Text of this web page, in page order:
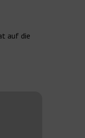
auf die